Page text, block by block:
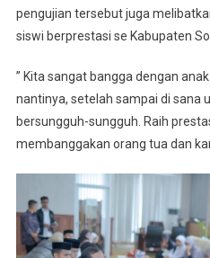
pengujian tersebut juga
siswi berprestasi se Kabupaten
” Kita sangat bangga dengan
nantinya, setelah sampai di sana
bersungguh-sungguh. Raih
membanggakan orang tua dan